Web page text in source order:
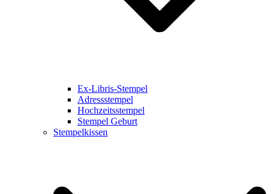
Ex-Libris-Stempel
Adressstempel
Hochzeitsstempel
Stempel Geburt
Stempelkissen